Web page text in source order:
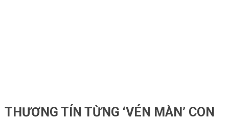
THƯƠNG TÍN TỪNG ‘VÉN MÀN’ CON